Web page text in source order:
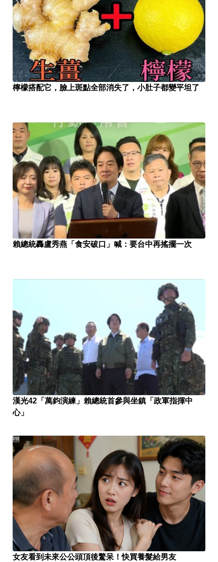
檸檬搭配它，臉上斑點全部消失了，小肚子都變平坦了
賴總統轟盧秀燕「食安破口」喊：要台中再搖擺一次
漢光42「萬鈞演練」賴總統首參與坐鎮「政軍指揮中
心」
女友看到未來公公頭頂後驚呆！快買養髮給男友
PR